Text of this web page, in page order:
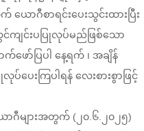
ောဂီစာရင်းပေးသွင်းထားပြီး
င်ကျင်းပပြုလုပ်မည်ဖြစ်သော
ဖော်ပြပါ နေ့ရက် ၊ အချိန်
ေးကြပါရန် လေးစားစွာဖြင့်
ာဂီများအတွက် (၂၀.၆.၂၀၂၅)